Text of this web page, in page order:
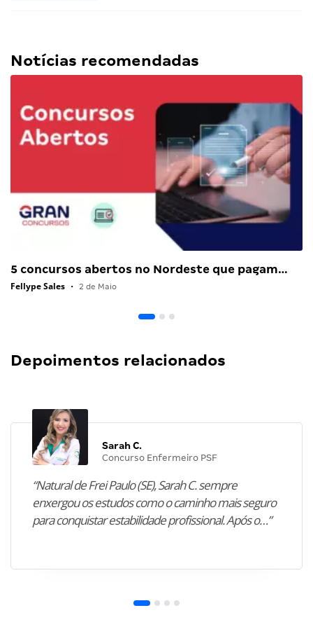
Notícias recomendadas
5 concursos abertos no Nordeste que pagam…
Fellype Sales • 2 de Maio
Depoimentos relacionados
Sarah C.
Concurso Enfermeiro PSF
“Natural de Frei Paulo (SE), Sarah C. sempre
enxergou os estudos como o caminho mais seguro
para conquistar estabilidade profissional. Após o…”